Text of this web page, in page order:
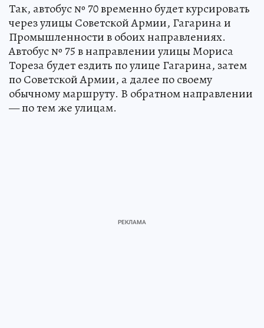
Так, автобус № 70 временно будет курсировать
через улицы Советской Армии, Гагарина и
Промышленности в обоих направлениях.
Автобус № 75 в направлении улицы Мориса
Тореза будет ездить по улице Гагарина, затем
по Советской Армии, а далее по своему
обычному маршруту. В обратном направлении
— по тем же улицам.